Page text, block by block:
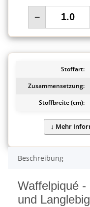
−
Stoffart:
Zusammensetzung:
Stoffbreite (cm):
Beschreibung
Waffelpiqué
und